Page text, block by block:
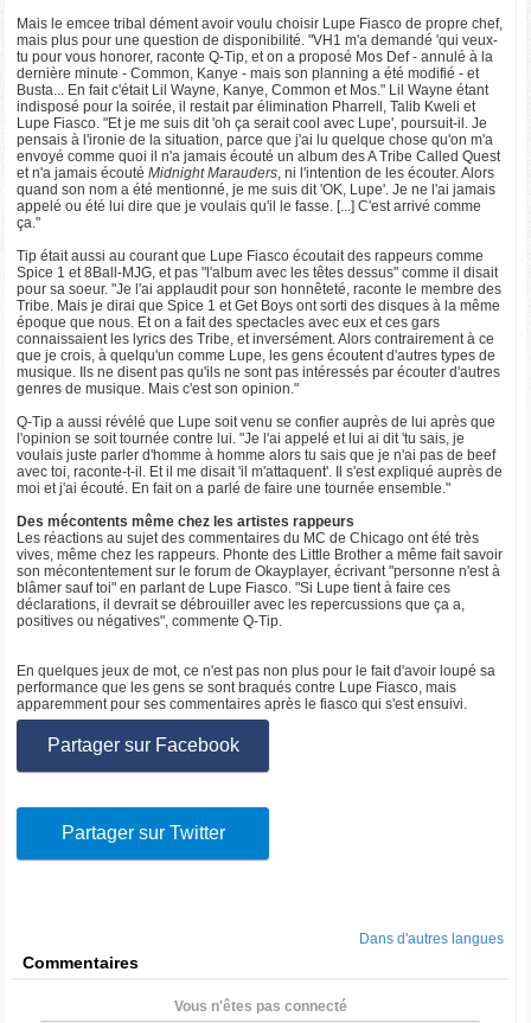
Mais le emcee tribal dément avoir voulu choisir Lupe Fiasco de propre chef,
mais plus pour une question de disponibilité. "VH1 m'a demandé 'qui veux-
tu pour vous honorer, raconte Q-Tip, et on a proposé Mos Def - annulé à la
dernière minute - Common, Kanye - mais son planning a été modifié - et
Busta... En fait c'était Lil Wayne, Kanye, Common et Mos." Lil Wayne étant
indisposé pour la soirée, il restait par élimination Pharrell, Talib Kweli et
Lupe Fiasco. "Et je me suis dit 'oh ça serait cool avec Lupe', poursuit-il. Je
pensais à l'ironie de la situation, parce que j'ai lu quelque chose qu'on m'a
envoyé comme quoi il n'a jamais écouté un album des A Tribe Called Quest
et n'a jamais écoutéMidnight Marauders, ni l'intention de les écouter. Alors
quand son nom a été mentionné, je me suis dit 'OK, Lupe'. Je ne l'ai jamais
appelé ou été lui dire que je voulais qu'il le fasse. [...] C'est arrivé comme
ça."
Tip était aussi au courant que Lupe Fiasco écoutait des rappeurs comme
Spice 1 et 8Ball-MJG, et pas "l'album avec les têtes dessus" comme il disait
pour sa soeur. "Je l'ai applaudit pour son honnêteté, raconte le membre des
Tribe. Mais je dirai que Spice 1 et Get Boys ont sorti des disques à la même
époque que nous. Et on a fait des spectacles avec eux et ces gars
connaissaient les lyrics des Tribe, et inversément. Alors contrairement à ce
que je crois, à quelqu'un comme Lupe, les gens écoutent d'autres types de
musique. Ils ne disent pas qu'ils ne sont pas intéressés par écouter d'autres
genres de musique. Mais c'est son opinion."
Q-Tip a aussi révélé que Lupe soit venu se confier auprès de lui après que
l'opinion se soit tournée contre lui. "Je l'ai appelé et lui ai dit 'tu sais, je
voulais juste parler d'homme à homme alors tu sais que je n'ai pas de beef
avec toi, raconte-t-il. Et il me disait 'il m'attaquent'. Il s'est expliqué auprès de
moi et j'ai écouté. En fait on a parlé de faire une tournée ensemble."
Des mécontents même chez les artistes rappeurs
Les réactions au sujet des commentaires du MC de Chicago ont été très
vives, même chez les rappeurs. Phonte des Little Brother a même fait savoir
son mécontentement sur le forum de Okayplayer, écrivant "personne n'est à
blâmer sauf toi" en parlant de Lupe Fiasco. "Si Lupe tient à faire ces
déclarations, il devrait se débrouiller avec les repercussions que ça a,
positives ou négatives", commente Q-Tip.
En quelques jeux de mot, ce n'est pas non plus pour le fait d'avoir loupé sa
performance que les gens se sont braqués contre Lupe Fiasco, mais
apparemment pour ses commentaires après le fiasco qui s'est ensuivi.
Partager sur Facebook
Partager sur Twitter
Dans d'autres langues
Commentaires
Vous n'êtes pas connecté